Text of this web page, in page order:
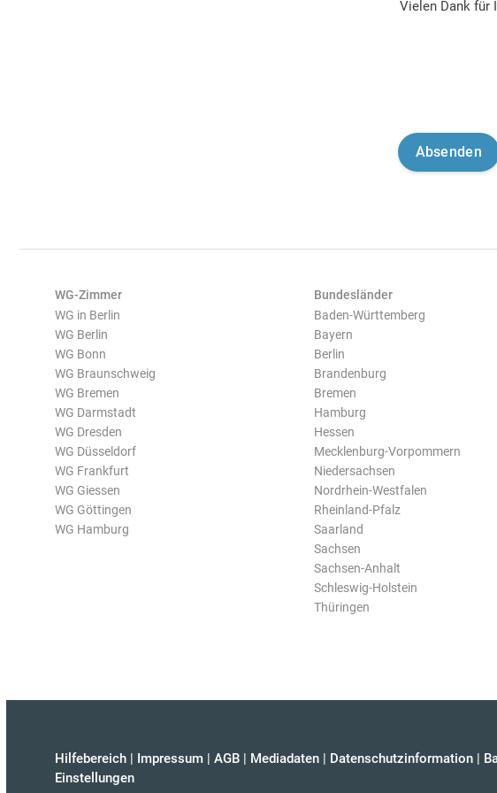
Vielen Dank für
WG-Zimmer
WG in Berlin
WG Berlin
WG Bonn
WG Braunschweig
WG Bremen
WG Darmstadt
WG Dresden
WG Düsseldorf
WG Frankfurt
WG Giessen
WG Göttingen
WG Hamburg
Bundesländer
Baden-Württemberg
Bayern
Berlin
Brandenburg
Bremen
Hamburg
Hessen
Mecklenburg-Vorpommern
Niedersachsen
Nordrhein-Westfalen
Rheinland-Pfalz
Saarland
Sachsen
Sachsen-Anhalt
Schleswig-Holstein
Thüringen
Hilfebereich | Impressum | AGB | Mediadaten | Datenschutzinformation |
Einstellungen